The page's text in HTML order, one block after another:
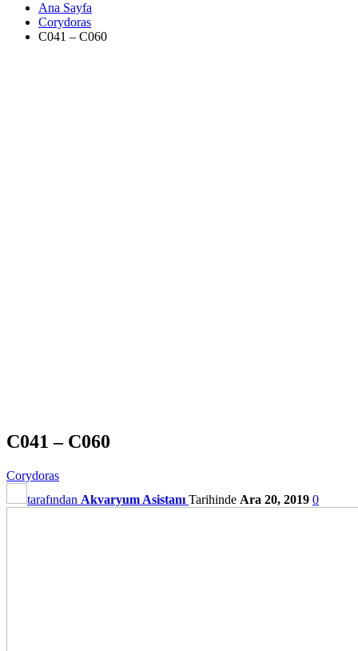
Ana Sayfa
Corydoras
C041 – C060
C041 – C060
Corydoras
tarafından Akvaryum Asistanı Tarihinde Ara 20, 2019 0